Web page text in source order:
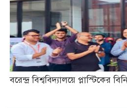
বরেন্দ্র বিশ্ববিদ্যালয়ে প্লাস্টিকের